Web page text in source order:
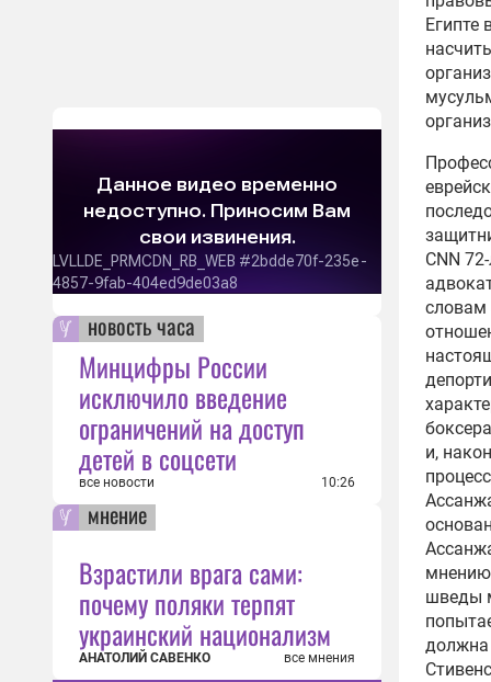
новость часа
Минцифры России
исключило введение
ограничений на доступ
детей в соцсети
все новости 10:26
мнение
Взрастили врага сами:
почему поляки терпят
украинский национализм
АНАТОЛИЙ САВЕНКО все мнения
МВД
об
11:32
11:09
09:39
Суд
по
07:10
09:14
19:57
Египте
CNN
и,
мнению
шведы
должна